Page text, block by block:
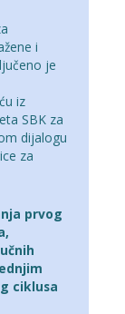
i
je
iz
SBK za
dijalogu
za
prvog
ciklusa